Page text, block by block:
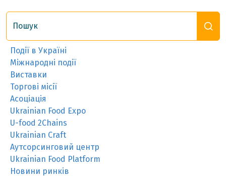
Пошук
Події в Україні
Міжнародні події
Виставки
Торгові місії
Асоціація
Ukrainian Food Expo
U-food 2Chains
Ukrainian Craft
Аутсорсинговий центр
Ukrainian Food Platform
Новини ринків